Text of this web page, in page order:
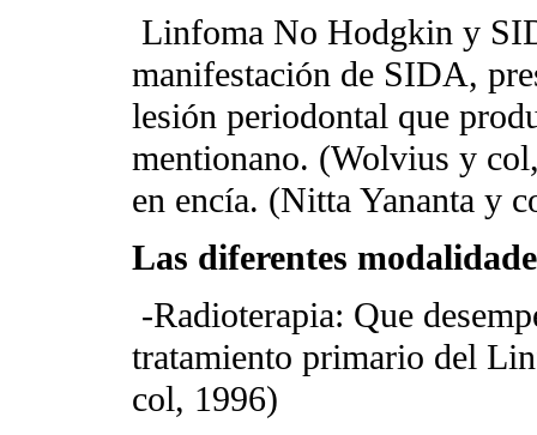
Linfoma No Hodgkin y
manifestación de SIDA,
lesión periodontal que
mentionano. (Wolvius y
en encía. (Nitta Yananta y
Las diferentes
-Radioterapia: Que
tratamiento primario del
col, 1996)